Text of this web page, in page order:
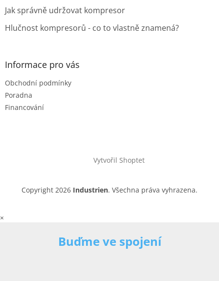
Jak správně udržovat kompresor
Hlučnost kompresorů - co to vlastně znamená?
Informace pro vás
Obchodní podmínky
Poradna
Financování
Vytvořil Shoptet
Copyright 2026 Industrien. Všechna práva vyhrazena.
×
Buďme ve spojení